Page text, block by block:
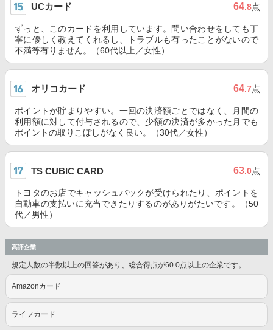
UCカード 64.8点
ずっと、このカードを利用しています。問い合わせをしても丁
寧に優しく教えてくれるし、トラブルも有ったことがないので
不満等有りません。（60代以上／女性）
オリコカード 64.7点
ポイントが貯まりやすい。一回の決済額ごとではなく、月間の
利用額に対して付与されるので、少額の決済が多かった月でも
ポイントの取りこぼしがなく良い。（30代／女性）
TS CUBIC CARD 63.0点
トヨタのお店でキャッシュバックが受けられたり、ポイントを
自動車の支払いに充当できたりするのがありがたいです。（50
代／男性）
高評企業
規定人数の半数以上の回答があり、総合得点が60.0点以上の企業です。
Amazonカード
ライフカード